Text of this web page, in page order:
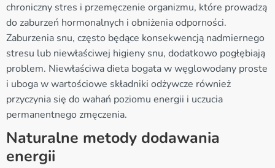
chroniczny stres i przemęczenie organizmu, które prowadzą
do zaburzeń hormonalnych i obniżenia odporności.
Zaburzenia snu, często będące konsekwencją nadmiernego
stresu lub niewłaściwej higieny snu, dodatkowo pogłębiają
problem. Niewłaściwa dieta bogata w węglowodany proste
i uboga w wartościowe składniki odżywcze również
przyczynia się do wahań poziomu energii i uczucia
permanentnego zmęczenia.
Naturalne metody dodawania
energii